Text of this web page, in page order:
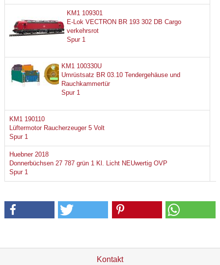
KM1 109301
E-Lok VECTRON BR 193 302 DB Cargo
verkehrsrot
Spur 1
KM1 100330U
Umrüstsatz BR 03.10 Tendergehäuse und
Rauchkammertür
Spur 1
KM1 190110
Lüftermotor Raucherzeuger 5 Volt
Spur 1
Huebner 2018
Donnerbüchsen 27 787 grün 1 Kl. Licht NEUwertig OVP
Spur 1
Kontakt